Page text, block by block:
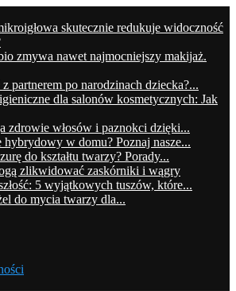
skutecznie redukuje widoczność
zmywa nawet najmocniejszy makijaż.
partnerem po narodzinach dziecka?...
dla salonów kosmetycznych: Jak
zdrowie włosów i paznokci dzięki...
w domu? Poznaj nasze...
do kształtu twarzy? Porady...
zlikwidować zaskórniki i wągry
5 wyjątkowych tuszów, które...
do mycia twarzy dla...